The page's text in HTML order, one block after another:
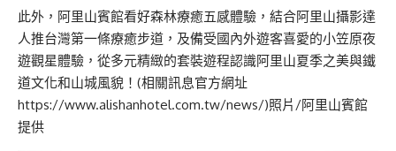
此外，阿里山賓館看好森林療癒五感體驗，結合阿里山攝影達
人推台灣第一條療癒步道，及備受國內外遊客喜愛的小笠原夜
遊觀星體驗，從多元精緻的套裝遊程認識阿里山夏季之美與鐵
道文化和山城風貌！(相關訊息官方網址
https://www.alishanhotel.com.tw/news/)照片/阿里山賓館
提供